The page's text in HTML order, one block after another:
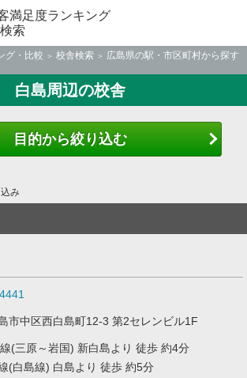
満足度ランキング
索
グ・比較 校舎検索
広島県の駅・市区町村から探す
白島周辺の校舎
目的から絞り込む
み
市中区西白島町12-3 第2セレンビル1F
(三原～岩国) 新白島より 徒歩 約4分
(白島線) 白島より 徒歩 約5分